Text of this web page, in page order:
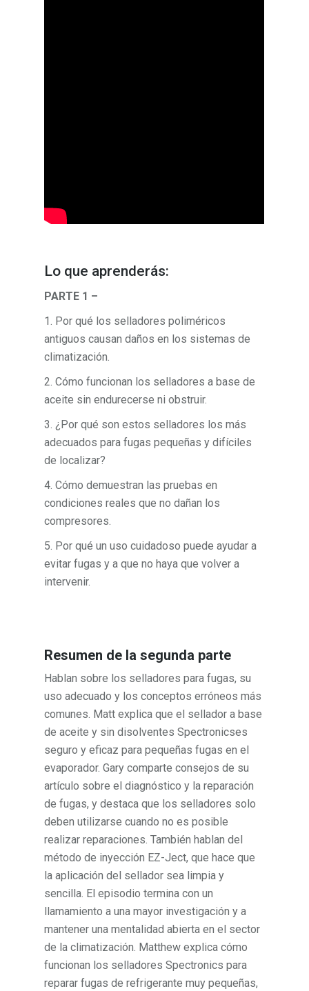
Lo que aprenderás:
PARTE 1 –
1. Por qué los selladores poliméricos
antiguos causan daños en los sistemas de
climatización.
2. Cómo funcionan los selladores a base de
aceite sin endurecerse ni obstruir.
3. ¿Por qué son estos selladores los más
adecuados para fugas pequeñas y difíciles
de localizar?
4. Cómo demuestran las pruebas en
condiciones reales que no dañan los
compresores.
5. Por qué un uso cuidadoso puede ayudar a
evitar fugas y a que no haya que volver a
intervenir.
Resumen de la segunda parte
Hablan sobre los selladores para fugas, su
uso adecuado y los conceptos erróneos más
comunes. Matt explica que el sellador a base
de aceite y sin disolventes Spectronicses
seguro y eficaz para pequeñas fugas en el
evaporador. Gary comparte consejos de su
artículo sobre el diagnóstico y la reparación
de fugas, y destaca que los selladores solo
deben utilizarse cuando no es posible
realizar reparaciones. También hablan del
método de inyección EZ-Ject, que hace que
la aplicación del sellador sea limpia y
sencilla. El episodio termina con un
llamamiento a una mayor investigación y a
mantener una mentalidad abierta en el sector
de la climatización. Matthew explica cómo
funcionan los selladores Spectronics para
reparar fugas de refrigerante muy pequeñas,